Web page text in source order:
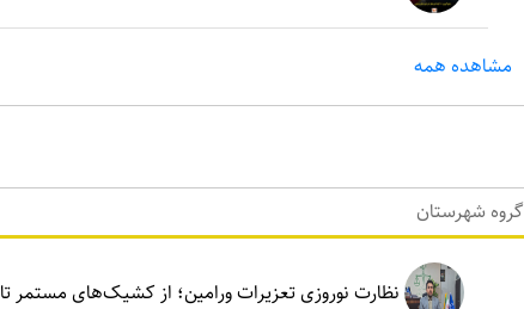
مشاهده همه
گروه شهرستان
نظارت نوروزی تعزیرات ورامین؛ از کشیک‌های مستمر تا